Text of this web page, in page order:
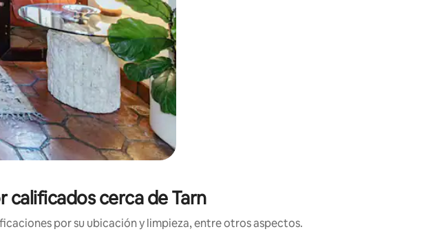
calificados cerca de Tarn
por su ubicación y limpieza, entre otros aspectos.